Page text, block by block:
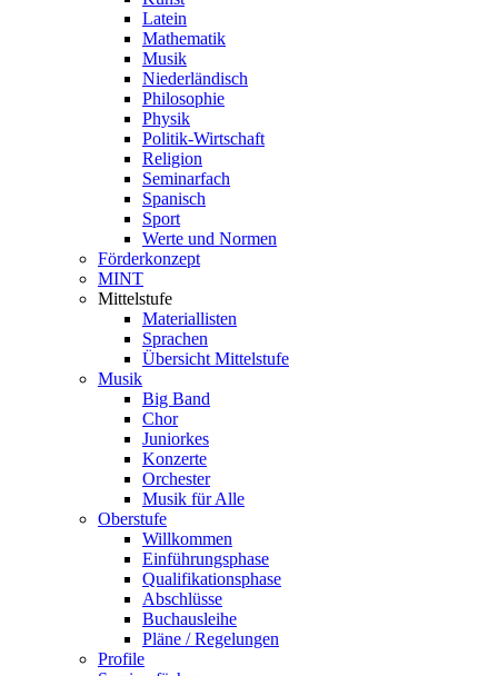
Latein
Mathematik
Musik
Niederländisch
Philosophie
Physik
Politik-Wirtschaft
Religion
Seminarfach
Spanisch
Sport
Werte und Normen
Förderkonzept
MINT
Mittelstufe
Materiallisten
Sprachen
Übersicht Mittelstufe
Musik
Big Band
Chor
Juniorkes
Konzerte
Orchester
Musik für Alle
Oberstufe
Willkommen
Einführungsphase
Qualifikationsphase
Abschlüsse
Buchausleihe
Pläne / Regelungen
Profile